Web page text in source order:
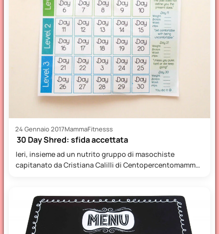
24 Gennaio 2017MammaFitnesss
30 Day Shred: sfida accettata
Ieri, insieme ad un nutrito gruppo di masochiste
capitanato da Cristiana Calilli di Centopercentomamma,